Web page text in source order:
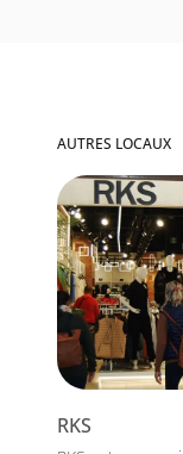
AUTRES LOCAUX
RKS